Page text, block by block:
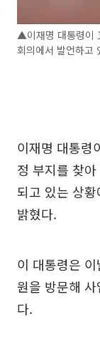
▲이재명 대통령이
회의에서 발언하고
이재명 대통령
정 부지를 찾
되고 있는 상
밝혔다.
이 대통령은
원을 방문해
다.